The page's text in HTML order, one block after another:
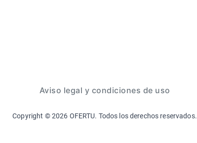
Aviso legal y condiciones de uso
Copyright ©2026 OFERTU. Todos los derechos reservados.